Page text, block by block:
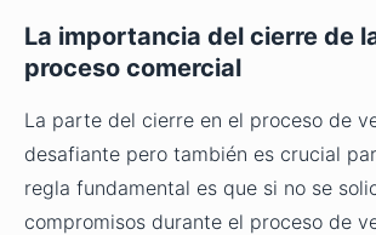
La importancia del cierre de
proceso comercial
La parte del cierre en el proceso de
desafiante pero también es crucial
regla fundamental es que si no se
compromisos durante el proceso de